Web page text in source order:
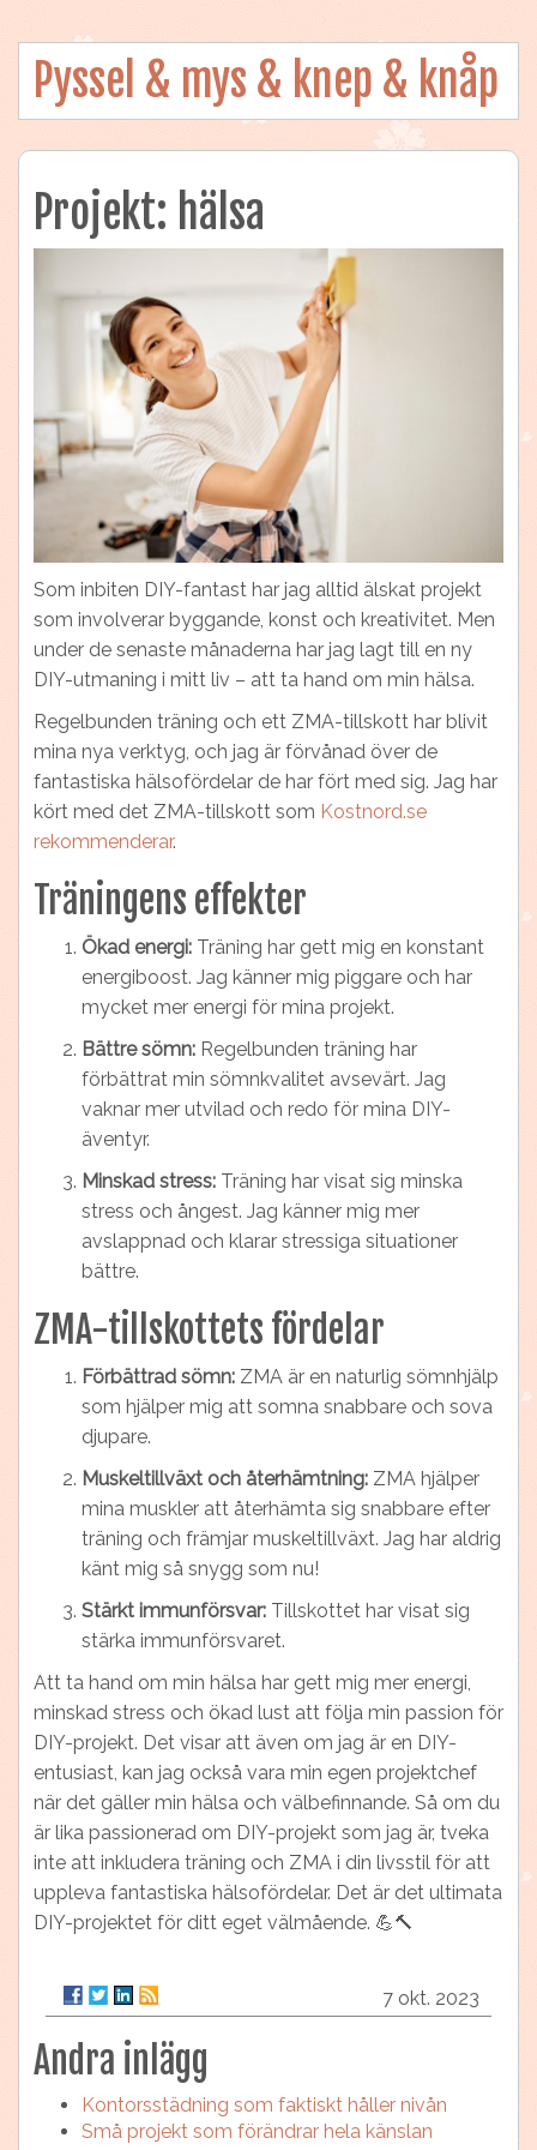
Pyssel & mys & knep & knåp
Projekt: hälsa
Som inbiten DIY-fantast har jag alltid älskat projekt
som involverar byggande, konst och kreativitet. Men
under de senaste månaderna har jag lagt till en ny
DIY-utmaning i mitt liv – att ta hand om min hälsa.
Regelbunden träning och ett ZMA-tillskott har blivit
mina nya verktyg, och jag är förvånad över de
fantastiska hälsofördelar de har fört med sig. Jag har
kört med det ZMA-tillskott som Kostnord.se
rekommenderar.
Träningens effekter
Ökad energi: Träning har gett mig en konstant
energiboost. Jag känner mig piggare och har
mycket mer energi för mina projekt.
Bättre sömn: Regelbunden träning har
förbättrat min sömnkvalitet avsevärt. Jag
vaknar mer utvilad och redo för mina DIY-
äventyr.
Minskad stress: Träning har visat sig minska
stress och ångest. Jag känner mig mer
avslappnad och klarar stressiga situationer
bättre.
ZMA-tillskottets fördelar
Förbättrad sömn: ZMA är en naturlig sömnhjälp
som hjälper mig att somna snabbare och sova
djupare.
Muskeltillväxt och återhämtning: ZMA hjälper
mina muskler att återhämta sig snabbare efter
träning och främjar muskeltillväxt. Jag har aldrig
känt mig så snygg som nu!
Stärkt immunförsvar: Tillskottet har visat sig
stärka immunförsvaret.
Att ta hand om min hälsa har gett mig mer energi,
minskad stress och ökad lust att följa min passion för
DIY-projekt. Det visar att även om jag är en DIY-
entusiast, kan jag också vara min egen projektchef
när det gäller min hälsa och välbefinnande. Så om du
är lika passionerad om DIY-projekt som jag är, tveka
inte att inkludera träning och ZMA i din livsstil för att
uppleva fantastiska hälsofördelar. Det är det ultimata
DIY-projektet för ditt eget välmående. 💪🔨
7 okt. 2023
Andra inlägg
Kontorsstädning som faktiskt håller nivån
Små projekt som förändrar hela känslan